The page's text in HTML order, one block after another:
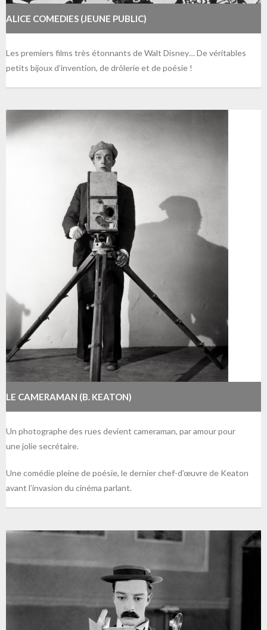
ALICE COMEDIES (JEUNE PUBLIC)
Les premiers films très étonnants de Walt Disney… De véritables
petits bijoux d’invention, de drôlerie et de poésie !
LE CAMERAMAN (B. KEATON)
Un photographe des rues devient cameraman, par amour pour
une jolie secrétaire.
Une comédie pleine de poésie, le dernier chef-d’œuvre de Keaton
avant l’invasion du cinéma parlant.